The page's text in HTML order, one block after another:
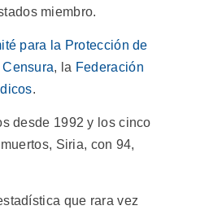
miembro.
para la Protección de
Censura, la Federación
.
desde 1992 y los cinco
Siria, con 94,
que rara vez